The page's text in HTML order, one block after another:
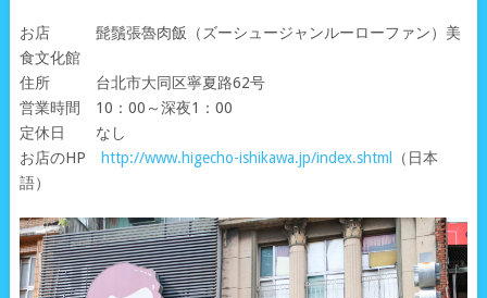
お店 髭鬚張魯肉飯（ズーシュージャンルーローファン）美
食文化館
住所 台北市大同区寧夏路62号
営業時間 10：00～深夜1：00
定休日 なし
お店のHP
http://www.higecho-ishikawa.jp/index.shtml
（日本
語）